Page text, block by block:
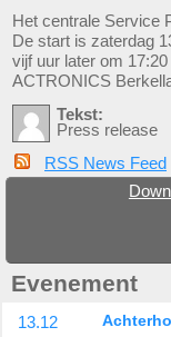
Het centrale Service
De start is zaterdag
vijf uur later om
ACTRONICS
Tekst:
Press release
RSS News Feed
Evenement
13.12